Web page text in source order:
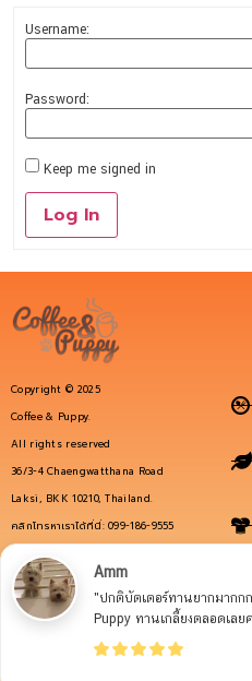
Username:
Password:
Keep me signed in
Log In
Copyright © 2025
Coffee & Puppy.
All rights reserved
36/3-4 Chaengwatthana Road
Laksi, BKK 10210, Thailand.
คลิกโทรหาเราได้ที่นี่: 099-186-9555
Contact
Amm
"ปกติบัตเตอร์ทานยากมากก
Puppy ทานเกลี้ยงตลอดเลย